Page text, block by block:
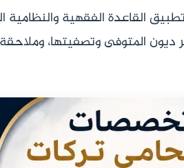
تطبيق القاعدة الفقهية والنظامية
المتوفى وتصفيتها، وملاحقة